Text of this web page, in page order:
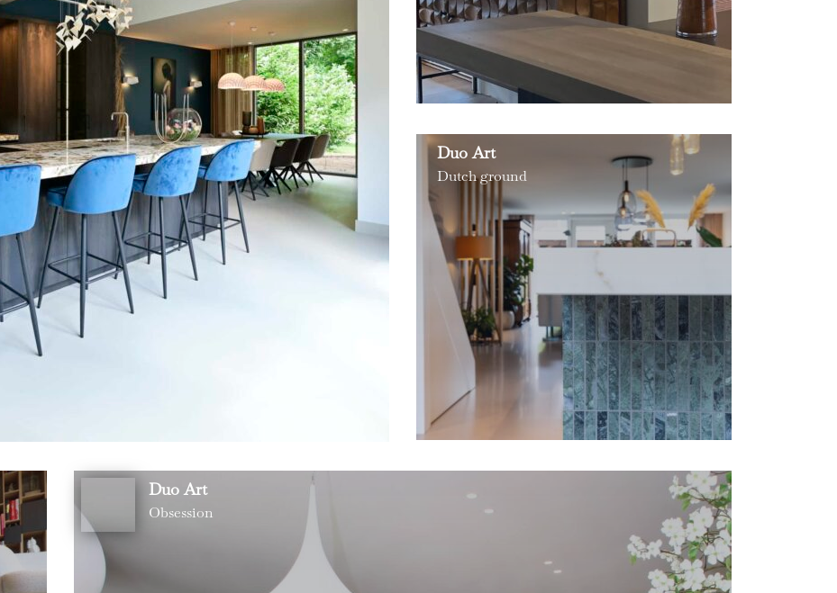
Duo Art
Dutch ground
Duo Art
Obsession